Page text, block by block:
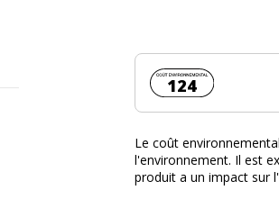
Coût124
Le coût
l'environnement. Il est
produit a un impact sur